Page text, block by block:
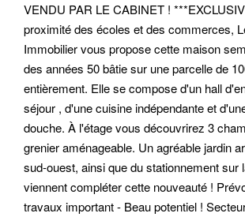
VENDU PAR LE CABINET !
proximité des écoles et des commerces,
Immobilier vous propose cette maison
des années 50 bâtie sur une parcelle de
entièrement. Elle se compose d'un hall
séjour , d'une cuisine indépendante et
douche. À l'étage vous découvrirez 3
grenier aménageable. Un agréable jardin
sud-ouest, ainsi que du stationnement sur
viennent compléter cette nouveauté !
travaux important - Beau potentiel !